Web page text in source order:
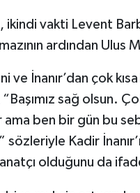
ikindi vakti Levent
ardından
ve İnanır’dan çok
“Başımız sağ olsun.
ama ben bir gün bu
Kadir
olduğunu da